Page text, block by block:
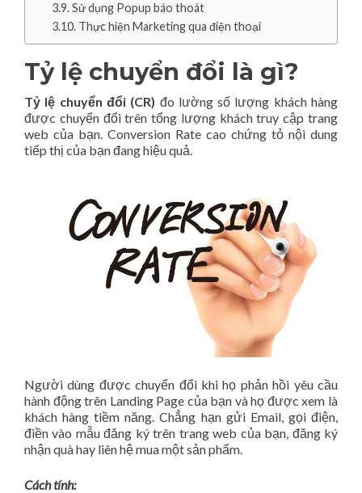
Sử dụng Popup báo thoát
Thực hiện Marketing qua điện thoại
Tỷ lệ chuyển đổi là gì?
Tỷ lệ chuyển đổi (CR) đo lường số lượng khách hàng
được chuyển đổi trên tổng lượng khách truy cập trang
web của bạn. Conversion Rate cao chứng tỏ nội dung
tiếp thị của bạn đang hiệu quả.
Người dùng được chuyển đổi khi họ phản hồi yêu cầu
hành động trên Landing Page của bạn và họ được xem là
khách hàng tiềm năng. Chẳng hạn gửi Email, gọi điện,
điền vào mẫu đăng ký trên trang web của bạn, đăng ký
nhận quà hay liên hệ mua một sản phẩm.
Cách tính: